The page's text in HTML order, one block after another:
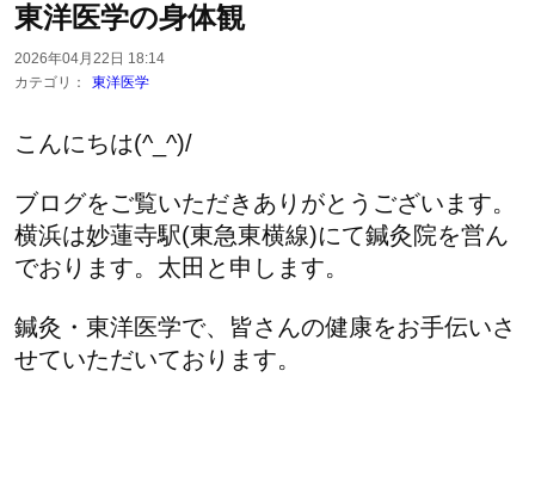
東洋医学の身体観
2026年04月22日 18:14
カテゴリ：
東洋医学
こんにちは(^_^)/
ブログをご覧いただきありがとうございます。
横浜は妙蓮寺駅(東急東横線)にて鍼灸院を営ん
でおります。太田と申します。
鍼灸・東洋医学で、皆さんの健康をお手伝いさ
せていただいております。